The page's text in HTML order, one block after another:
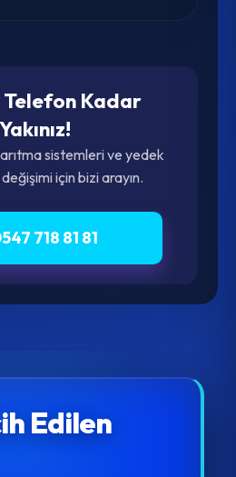
Telefon Kadar
Yakınız!
sistemleri ve yedek
için bizi arayın.
718 81 81
Edilen